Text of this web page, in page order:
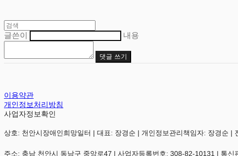
글쓴이 내용
댓글 쓰기
이용약관
개인정보처리방침
사업자정보확인
상호: 천안시장애인희망일터 | 대표: 장경순 | 개인정보관리책임자: 장경순
주소: 충남 천안시 동남구 중앙로47 | 사업자등록번호: 308-82-10131 | 통신